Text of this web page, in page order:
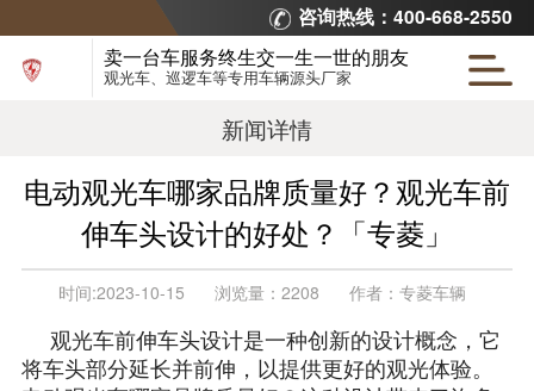
咨询热线：400-668-2550
卖一台车服务终生交一生一世的朋友
观光车、巡逻车等专用车辆源头厂家
新闻详情
电动观光车哪家品牌质量好？观光车前
伸车头设计的好处？「专菱」
时间:2023-10-15 浏览量： 2208 作者： 专菱车辆
观光车前伸车头设计是一种创新的设计概念，它
将车头部分延长并前伸，以提供更好的观光体验。